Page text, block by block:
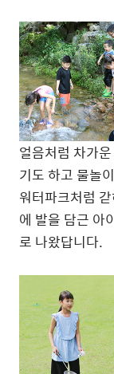
얼음처럼 차가
기도 하고 물놀
워터파크처럼
에 발을 담근 아
로 나왔답니다.